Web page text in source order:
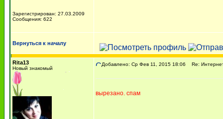
Зарегистрирован: 27.03.2009
Сообщения: 622
Вернуться к началу
Rita13
Новый знакомый
Добавлено: Ср Фев 11, 2015 18:06 Re:
вырезано. спам